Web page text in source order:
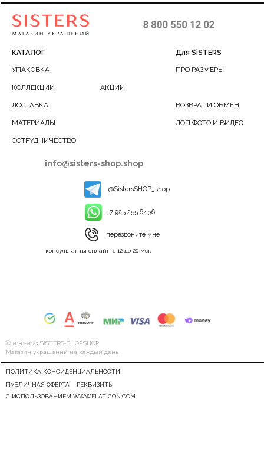
© 2020-2023 SiSTERS-SHOP.SHOP
Магазин украшений на каждый день
КАТАЛОГ Для SiSTERS
info@sisters-shop.shop
УПАКОВКА
ДОСТАВКА
КОЛЛЕКЦИИ
ПРО РАЗМЕРЫ
АКЦИИ
РЕКВИЗИТЫ
ПОЛИТИКА КОНФИДЕНЦИАЛЬНОСТИ
ПУБЛИЧНАЯ ОФЕРТА
ВОЗВРАТ И ОБМЕН
ДОП ФОТО И ВИДЕО
консультанты онлайн с 12 до 20 мск
@SistersSHOP_shop
+7 925 255 64 36
перезвоните мне
МАТЕРИАЛЫ
С ИСПОЛЬЗОВАНИЕМ WWW.FLATICON.COM
СОТРУДНИЧЕСТВО